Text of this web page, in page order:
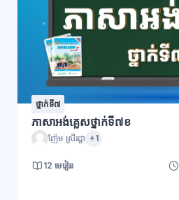
ថ្នាក់ទី៧
ភាសាអង់គ្លេសថ្នាក់ទី៧ខ
ញ៉ែម ស្រីរដ្ឋា +1
12 មេរៀន